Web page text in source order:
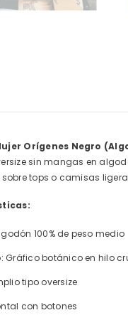
Orígenes Negro
sin mangas en
sobre tops o camisas
100% de peso medio
Gráfico botánico en hilo
tipo oversize
con botones